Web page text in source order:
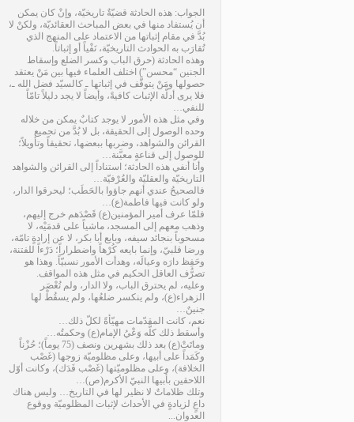
الجواب: هذه الحادثة قضيّةٌ تاريخيّة، وإنْ كان يمكن
أن يُستفاد منها في بعض المباحث العقائديّة، ولكنْ لا
بُدَّ في مقام إثباتها من الاعتماد على المنهج الذي
تُقارَب به الحوادث التاريخيّة، نَفْياً أو إثباتاً.
وهذه الحادثة (حرق الباب وكسر الضلع وإسقاط
الجنين “محسن”) اختلف العلماء فيها بين مَنْ يعتقد
حصولها ومَنْ يتوقَّف في إثباتها ـ كالسيّد فضل الله ـ،
فلا يرى أدلّة الإثبات كافيةً، وأيضاً لا يجد دليلاً تامّاً
للنفي…
وفي مثل هذه الأمور لا يوجد كتابٌ يمكن من خلاله
وحده الوصول إلى الحقيقة، بل لا بُدَّ من تجميع
القرائن والشواهد، وضربها ببعضها، تحقيقاً وتأويلاً؛
للوصول إلى قناعةٍ معيَّنة…
وأنا أنفي هذه الحادثة؛ استناداً إلى القرائن والشواهد
التاريخيّة والعقليّة والعُرْفيّة…
فالصحيحُ عندي أنهم جاؤوا بالحَطَب؛ ليحرقوا الدار،
ولو كانت فيها فاطمة(ع)…
فلمّا عرف أمير المؤمنين(ع) قَصْدَهم خرج إليهم،
وذهب معهم إلى المسجد، ماشياً على قدمَيْه، لا
مسحوباً بنجائد سيفه، وبايع أبا بكر، لا عن إرادةٍ تامّة،
ورضا قلبيّ، وإنما بايعه كُرْهاً واضطراراً؛ دَرْءاً للفتنة،
وحَفِظ دارَه وعيالَه، وهدأت الأمور نسبيّاً. وهذا هو
تصرُّف العاقل الحكيم في مثل هذه المواقف.
وعليه، لم يحترق الباب، ولا الدار، ولم تُعْصَر
الزهراء(ع)، ولم ينكسر ضلعُها، ولم يسقُطْ لها
جنينٌ…
نعم، كانت المقدّمات مهيّأةً لكلّ ذلك…
وأسقط ذلك كلَّه وَعْيُ الإمام(ع) وحكمتُه…
وماتَتْ(ع) بعد ذلك بشهرين ونصف (75 يوماً)؛ حُزْناً
وكَمَداً على أبيها، وعلى مظلوميّة زوجها (غَصْب
الخلافة)، وعلى مظلوميّتها (غَصْب فَدَك)، وكانت أوّل
اللاحقين بأبيها النبيّ الأكرم(ص)…
وتلك ظلاماتٌ لا نظير لها في التاريخ… وليس هناك
داعٍ لزيادةٍ في الأحداث لإثبات المظلوميّة ووقوع
العدوان...